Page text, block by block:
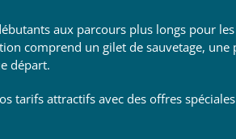
aux parcours plus longs pour
comprend un gilet de sauvetage, une
départ.
tarifs attractifs avec des offres